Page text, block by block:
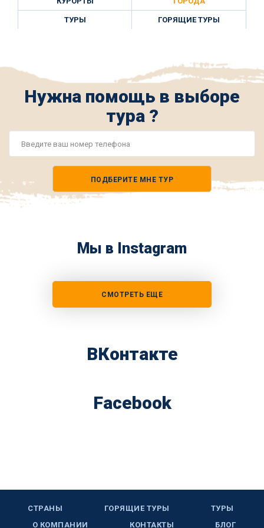
ТУРЫ ГОРЯЩИЕ ТУРЫ
Нужна помощь в выборе
тура ?
ПОДБЕРИТЕ МНЕ ТУР
Мы в Instagram
СМОТРЕТЬ ЕЩЕ
ВКонтакте
Facebook
СТРАНЫ ГОРЯЩИЕ ТУРЫ
ТУРЫ
О КОМПАНИИ
КОНТАКТЫ БЛОГ